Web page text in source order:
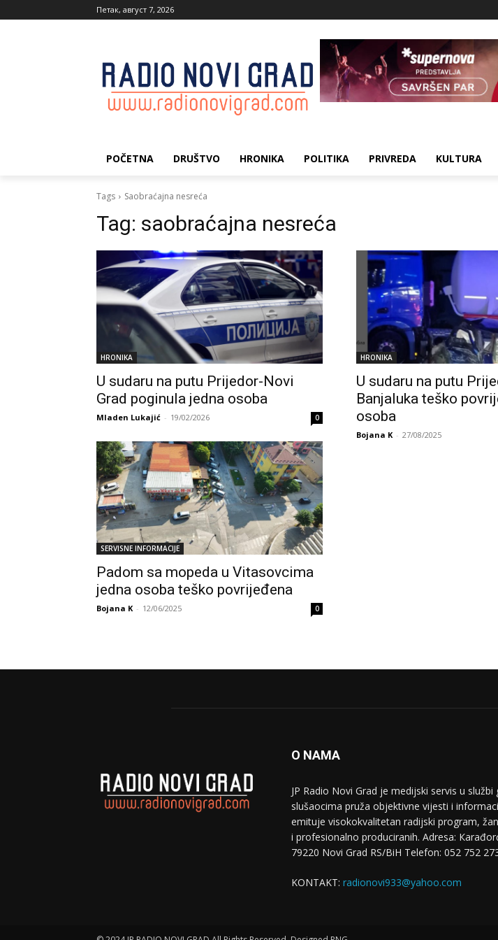
Петак, август 7, 2026
POČETNA DRUŠTVO HRONIKA POLITIKA PRIVREDA KULTURA
Tags Saobraćajna nesreća
Tag: saobraćajna nesreća
HRONIKA
U sudaru na putu Prijedor-Novi
Grad poginula jedna osoba
Mladen Lukajić - 19/02/2026 0
HRONIKA
U sudaru na putu
Banjaluka teško
osoba
Bojana K - 27/08/2025
SERVISNE INFORMACIJE
Padom sa mopeda u Vitasovcima
jedna osoba teško povrijeđena
Bojana K - 12/06/2025 0
O NAMA
JP Radio Novi Grad je medijski servis u
slušaocima pruža objektivne vijesti i
emituje visokokvalitetan radijski program,
i profesionalno produciranih. Adresa:
79220 Novi Grad RS/BiH Telefon: 052 752
KONTAKT: radionovi933@yahoo.com